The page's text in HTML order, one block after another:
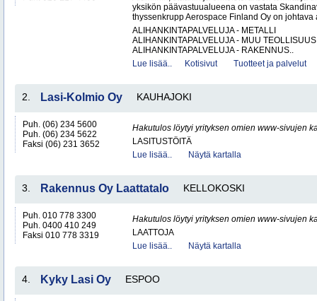
yksikön päävastuualueena on vastata
thyssenkrupp Aerospace Finland Oy on johtava
ALIHANKINTAPALVELUJA - METALLI
ALIHANKINTAPALVELUJA - MUU TEOLLISUUS
ALIHANKINTAPALVELUJA - RAKENNUS..
Lue lisää..
Kotisivut Tuotteet ja palvelut
2. Lasi-Kolmio Oy KAUHAJOKI
Puh. (06) 234 5600
Puh. (06) 234 5622
Faksi (06) 231 3652
Hakutulos löytyi yrityksen omien www-sivujen
LASITUSTÖITÄ
Lue lisää..
Näytä kartalla
3. Rakennus Oy Laattatalo KELLOKOSKI
Puh. 010 778 3300
Puh. 0400 410 249
Faksi 010 778 3319
Hakutulos löytyi yrityksen omien www-sivujen
LAATTOJA
Lue lisää..
Näytä kartalla
4. Kyky Lasi Oy ESPOO